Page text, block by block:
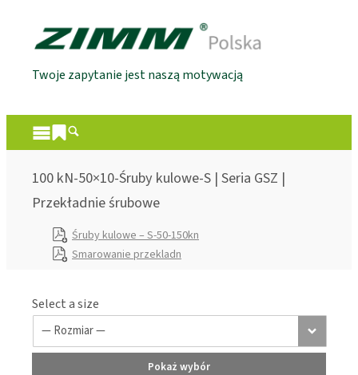
Twoje zapytanie jest naszą motywacją
100 kN-50×10-Śruby kulowe-S | Seria GSZ |
Przekładnie śrubowe
Śruby kulowe – S-50-150kn
Smarowanie przekladn
Select a size
Pokaż wybór